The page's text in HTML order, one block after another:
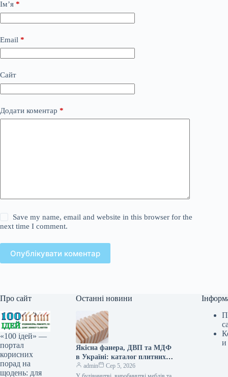
Ім’я *
Email *
Сайт
Додати коментар *
Save my name, email and website in this browser for the
next time I comment.
Опублікувати коментар
Про сайт
«100 ідей» —
портал
корисних
порад на
щодень: для
Останні новини
Якісна фанера, ДВП та МДФ
в Україні: каталог плитних
матеріалів від «ВІН-ВУД»
admin
Сер 5, 2026
и